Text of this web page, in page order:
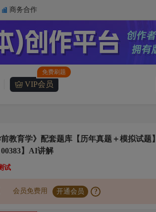
商务合作
VIP会员
教育学》配套题库【历年真题＋模拟试题】
00383】AI讲解
试
会员免费用 开通会员 ?